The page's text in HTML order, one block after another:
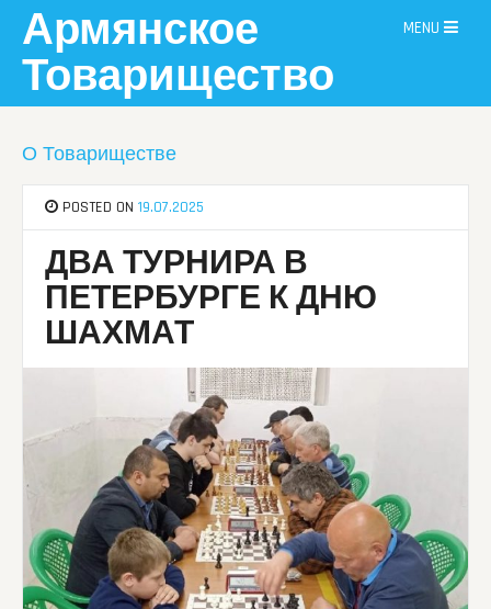
content
Армянское
Товарищество
MENU
О Товариществе
POSTED ON19.07.2025
ДВА ТУРНИРА В
ПЕТЕРБУРГЕ К ДНЮ
ШАХМАТ